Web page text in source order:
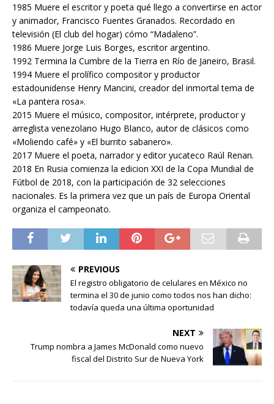
1985 Muere el escritor y poeta qué llego a convertirse en actor
y animador, Francisco Fuentes Granados. Recordado en
televisión (El club del hogar) cómo “Madaleno”.
1986 Muere Jorge Luis Borges, escritor argentino.
1992 Termina la Cumbre de la Tierra en Río de Janeiro, Brasil.
1994 Muere el prolífico compositor y productor
estadounidense Henry Mancini, creador del inmortal tema de
«La pantera rosa».
2015 Muere el músico, compositor, intérprete, productor y
arreglista venezolano Hugo Blanco, autor de clásicos como
«Moliendo café» y «El burrito sabanero».
2017 Muere el poeta, narrador y editor yucateco Raúl Renan.
2018 En Rusia comienza la edicion XXI de la Copa Mundial de
Fútbol de 2018, con la participación de 32 selecciones
nacionales. Es la primera vez que un país de Europa Oriental
organiza el campeonato.
PREVIOUS
El registro obligatorio de celulares en México no
termina el 30 de junio como todos nos han dicho:
todavía queda una última oportunidad
NEXT
Trump nombra a James McDonald como nuevo
fiscal del Distrito Sur de Nueva York